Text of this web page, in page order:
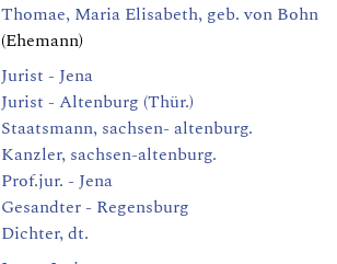
Thomae, Maria Elisabeth, geb. von Bohn
(Ehemann)
Jurist - Jena
Jurist - Altenburg (Thür.)
Staatsmann, sachsen- altenburg.
Kanzler, sachsen-altenburg.
Prof.jur. - Jena
Gesandter - Regensburg
Dichter, dt.